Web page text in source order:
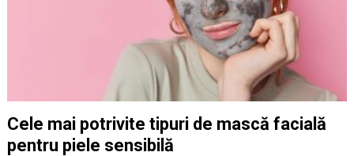
Cele mai potrivite tipuri de mască facială
pentru piele sensibilă